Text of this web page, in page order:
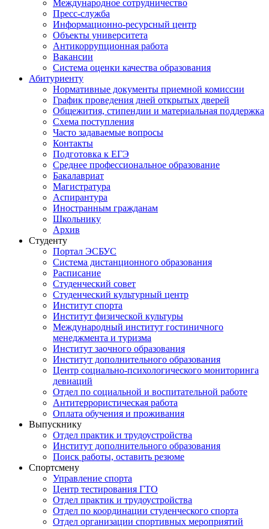
Международное сотрудничество
Пресс-служба
Информационно-ресурсный центр
Объекты университета
Антикоррупционная работа
Вакансии
Система оценки качества образования
Абитуриенту
Нормативные документы приемной комиссии
График проведения дней открытых дверей
Общежития, стипендии и материальная поддержка
Схема поступления
Часто задаваемые вопросы
Контакты
Подготовка к ЕГЭ
Среднее профессиональное образование
Бакалавриат
Магистратура
Аспирантура
Иностранным гражданам
Школьнику
Архив
Студенту
Портал ЭСБУС
Система дистанционного образования
Расписание
Студенческий совет
Студенческий культурный центр
Институт спорта
Институт физической культуры
Международный институт гостиничного
менеджмента и туризма
Институт заочного образования
Институт дополнительного образования
Центр социально-психологического мониторинга
девиаций
Отдел по социальной и воспитательной работе
Антитеррористическая работа
Оплата обучения и проживания
Выпускнику
Отдел практик и трудоустройства
Институт дополнительного образования
Поиск работы, оставить резюме
Спортсмену
Управление спорта
Центр тестирования ГТО
Отдел практик и трудоустройства
Отдел по координации студенческого спорта
Отдел организации спортивных мероприятий